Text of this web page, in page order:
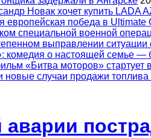
Новак хочет купить LADA
европейская победа в Ultimate
специальной военной
выправлении
о настоящей семье —
«Битва моторов» стартует
новые случаи продажи